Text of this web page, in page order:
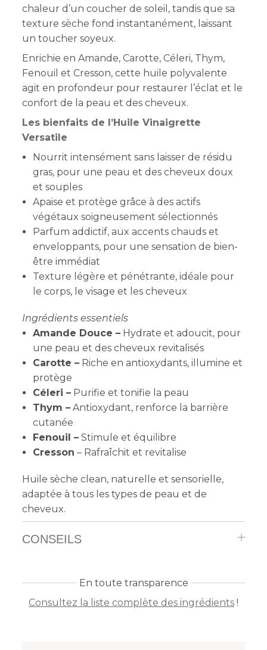
chaleur d’un coucher de soleil, tandis que sa
texture sèche fond instantanément, laissant
un toucher soyeux.
Enrichie en Amande, Carotte, Céleri, Thym,
Fenouil et Cresson, cette huile polyvalente
agit en profondeur pour restaurer l’éclat et le
confort de la peau et des cheveux.
Les bienfaits de l’Huile Vinaigrette
Versatile
Nourrit intensément sans laisser de résidu
gras, pour une peau et des cheveux doux
et souples
Apaise et protège grâce à des actifs
végétaux soigneusement sélectionnés
Parfum addictif, aux accents chauds et
enveloppants, pour une sensation de bien-
être immédiat
Texture légère et pénétrante, idéale pour
le corps, le visage et les cheveux
Ingrédients essentiels
Amande Douce – Hydrate et adoucit, pour
une peau et des cheveux revitalisés
Carotte – Riche en antioxydants, illumine et
protège
Céleri – Purifie et tonifie la peau
Thym – Antioxydant, renforce la barrière
cutanée
Fenouil – Stimule et équilibre
Cresson – Rafraîchit et revitalise
Huile sèche clean, naturelle et sensorielle,
adaptée à tous les types de peau et de
cheveux.
CONSEILS
En toute transparence
Consultez la liste complète des ingrédients !